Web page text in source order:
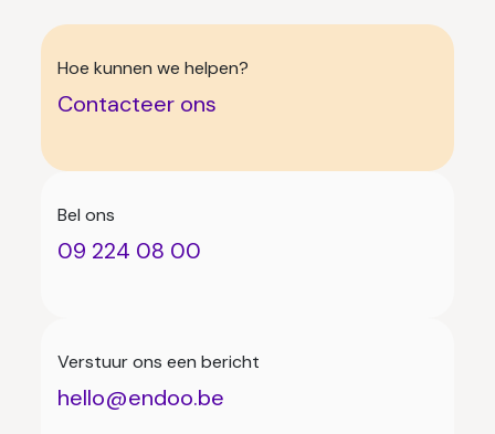
Hoe kunnen we helpen?
Contacteer ons
Bel ons
09 224 08 00
Verstuur ons een bericht
hello@endoo.be